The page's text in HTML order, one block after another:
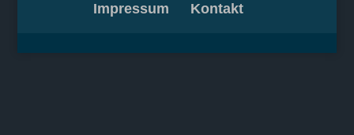
Impressum Kontakt